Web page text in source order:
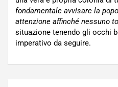
fondamentale avvisare la
attenzione affinché nessuno
situazione tenendo gli occhi
imperativo da seguire.